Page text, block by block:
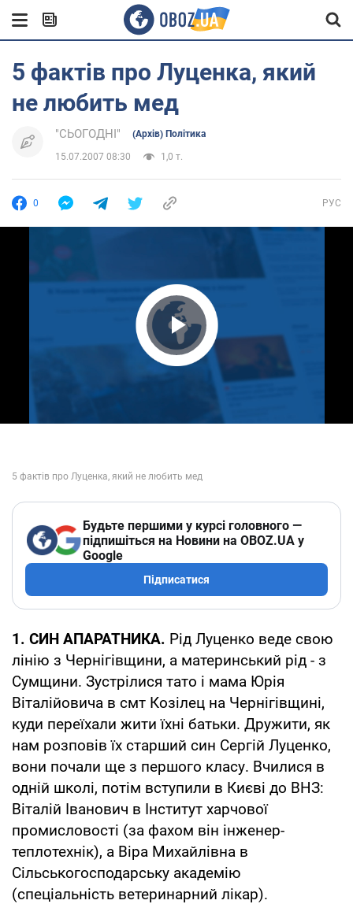
5 фактів про Луценка, який
не любить мед
"СЬОГОДНІ" (Архів) Політика
15.07.2007 08:30 1,0 т.
0 РУС
Play Video
Будьте першими у курсі головного —
підпишіться на Новини на OBOZ.UA у
Google
Підписатися
1. СИН АПАРАТНИКА. Рід Луценко веде свою
лінію з Чернігівщини, а материнський рід - з
Сумщини. Зустрілися тато і мама Юрія
Віталійовича в смт Козілец на Чернігівщині,
куди переїхали жити їхні батьки. Дружити, як
нам розповів їх старший син Сергій Луценко,
вони почали ще з першого класу. Вчилися в
одній школі, потім вступили в Києві до ВНЗ:
Віталій Іванович в Інститут харчової
промисловості (за фахом він інженер-
теплотехнік), а Віра Михайлівна в
Сільськогосподарську академію
(спеціальність ветеринарний лікар).